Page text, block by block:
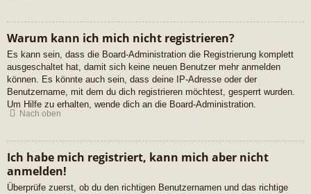
Warum kann ich mich nicht registrieren?
Es kann sein, dass die Board-Administration die Registrierung komplett
ausgeschaltet hat, damit sich keine neuen Benutzer mehr anmelden
können. Es könnte auch sein, dass deine IP-Adresse oder der
Benutzername, mit dem du dich registrieren möchtest, gesperrt wurden.
Um Hilfe zu erhalten, wende dich an die Board-Administration.
Nach oben
Ich habe mich registriert, kann mich aber nicht
anmelden!
Überprüfe zuerst, ob du den richtigen Benutzernamen und das richtige